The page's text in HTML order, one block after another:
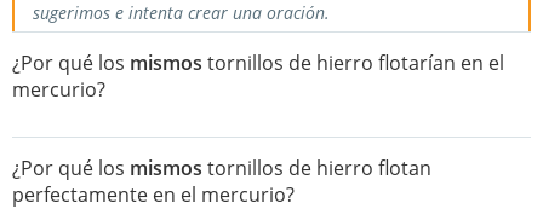
sugerimos e intenta crear una oración.
¿Por qué los mismos tornillos de hierro flotarían en el
mercurio?
¿Por qué los mismos tornillos de hierro flotan
perfectamente en el mercurio?